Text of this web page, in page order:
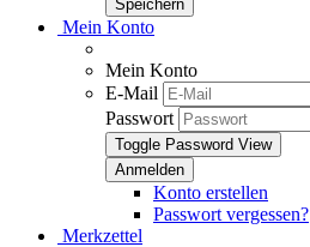
Mein Konto
Mein Konto
E-Mail
Passwort
Toggle Password View
Konto erstellen
Passwort vergessen?
Merkzettel